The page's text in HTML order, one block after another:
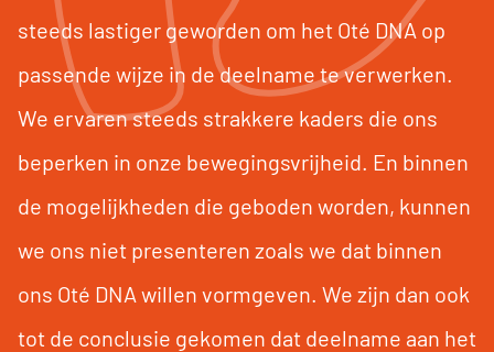
steeds lastiger geworden om het Oté DNA op
passende wijze in de deelname te verwerken.
We ervaren steeds strakkere kaders die ons
beperken in onze bewegingsvrijheid. En binnen
de mogelijkheden die geboden worden, kunnen
we ons niet presenteren zoals we dat binnen
ons Oté DNA willen vormgeven. We zijn dan ook
tot de conclusie gekomen dat deelname aan het